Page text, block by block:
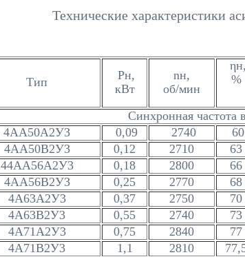
Технические характеристики
Тип
Рн,
кВт
nн,
об/мин
ηн,
%
Синхронная частота
4АА50А2У3
0,09 2740 60
4АА50В2У3
0,12 2710 63
44АА56А2У3
0,18 2800 66
4АА56В2У3
0,25 2770 68
4А63А2У3
0,37 2750 70
4А63В2У3
0,55 2740 73
4А71А2У3
0,75 2840 77
4А71В2У3
1,1 2810